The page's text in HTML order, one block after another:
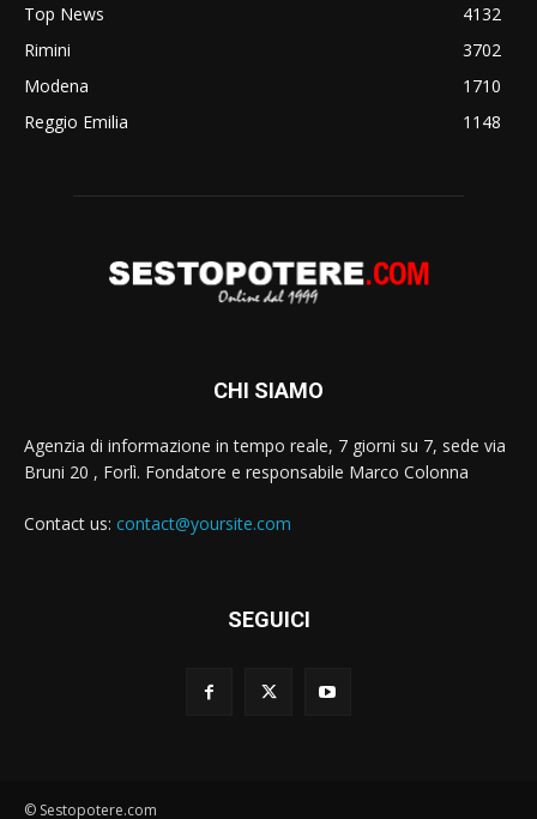
Top News
4132
Rimini
3702
Modena
1710
Reggio Emilia
1148
CHI SIAMO
Agenzia di informazione in tempo reale, 7 giorni su 7, sede via
Bruni 20 , Forlì. Fondatore e responsabile Marco Colonna
Contact us: contact@yoursite.com
SEGUICI
© Sestopotere.com